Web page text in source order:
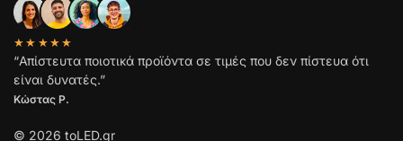
★★★★★
“Απίστευτα ποιοτικά προϊόντα σε τιμές που δεν πίστευα ότι
είναι δυνατές.”
Κώστας Ρ.
© 2026 toLED.gr